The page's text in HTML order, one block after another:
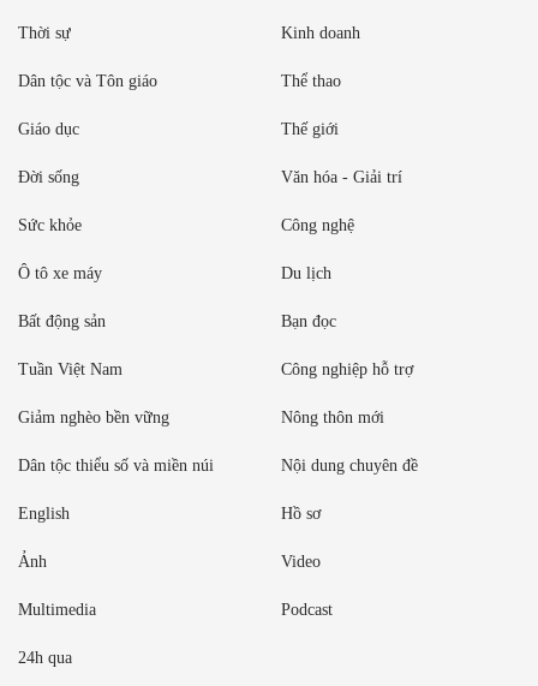
Thời sự Kinh doanh
Dân tộc và Tôn giáo Thể thao
Giáo dục Thế giới
Đời sống Văn hóa - Giải trí
Sức khỏe Công nghệ
Ô tô xe máy Du lịch
Bất động sản Bạn đọc
Tuần Việt Nam Công nghiệp hỗ trợ
Giảm nghèo bền vững Nông thôn mới
Dân tộc thiểu số và miền núi Nội dung chuyên đề
English Hồ sơ
Ảnh Video
Multimedia Podcast
24h qua